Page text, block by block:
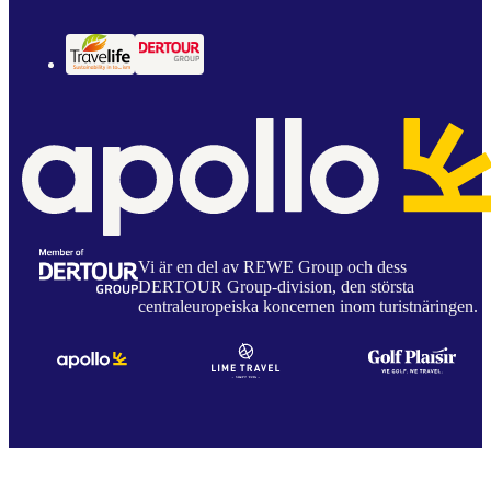
Vi är en del av REWE Group och dess
DERTOUR Group-division, den största
centraleuropeiska koncernen inom turistnäringen.